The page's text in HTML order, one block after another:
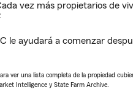
vez más propietarios de
le ayudará a comenzar
ver una lista completa de la propiedad
Intelligence y State Farm Archive.